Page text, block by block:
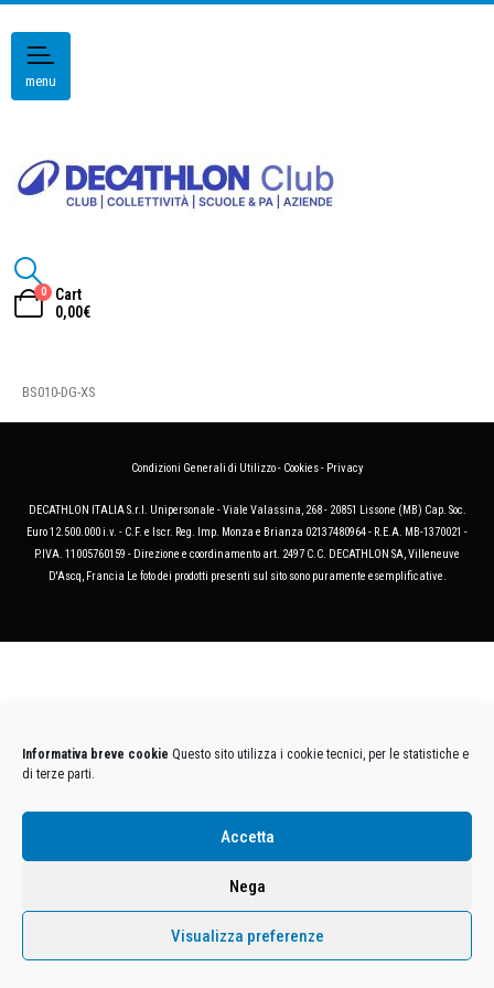
Informativa breve cookie Questo sito utilizza i cookie tecnici, per le statistiche e
di terze parti.
Accetta
Nega
Visualizza preferenze
menu
0
Cart
0,00€
BS010-DG-XS
Condizioni Generali di Utilizzo- Cookies- Privacy
DECATHLON ITALIA S.r.l. Unipersonale - Viale Valassina, 268 - 20851 Lissone (MB) Cap. Soc.
Euro 12.500.000 i.v. - C.F. e Iscr. Reg. Imp. Monza e Brianza 02137480964 - R.E.A. MB-1370021 -
P.IVA. 11005760159 - Direzione e coordinamento art. 2497 C.C. DECATHLON SA, Villeneuve
D'Ascq, Francia Le foto dei prodotti presenti sul sito sono puramente esemplificative.